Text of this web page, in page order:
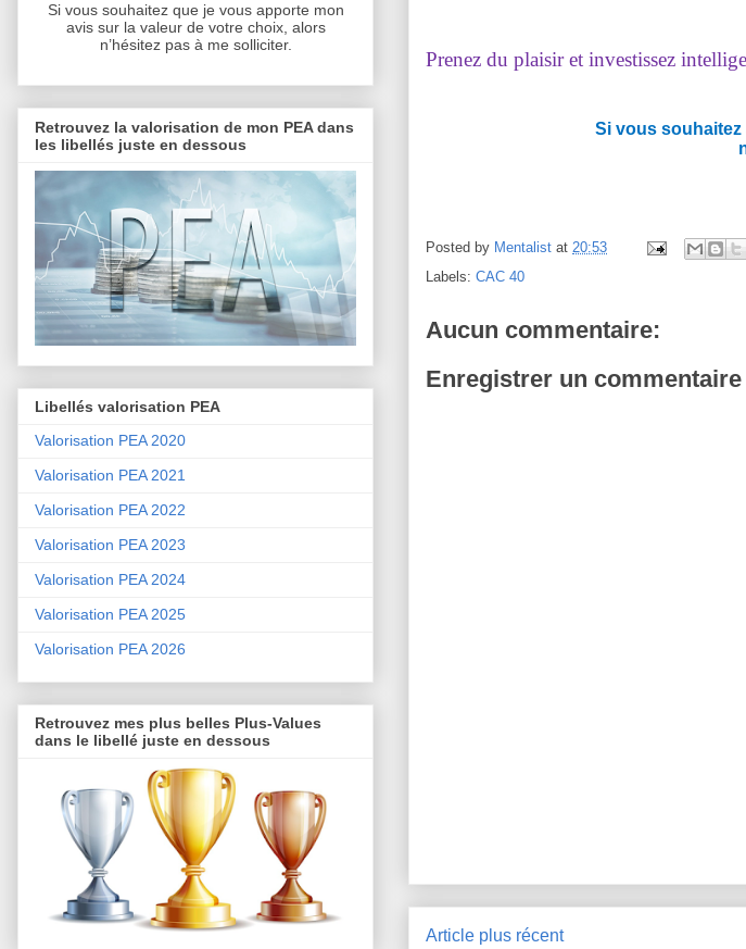
Prenez du plaisir et investissez
Si vous
Posted by Mentalist at 20:53
Labels: CAC 40
Aucun commentaire:
Enregistrer un commentaire
Article plus récent
Si vous souhaitez que je vous apporte mon
avis sur la valeur de votre choix, alors
n’hésitez pas à me solliciter.
Retrouvez la valorisation de mon PEA dans
les libellés juste en dessous
Libellés valorisation PEA
Valorisation PEA 2020
Valorisation PEA 2021
Valorisation PEA 2022
Valorisation PEA 2023
Valorisation PEA 2024
Valorisation PEA 2025
Valorisation PEA 2026
Retrouvez mes plus belles Plus-Values
dans le libellé juste en dessous